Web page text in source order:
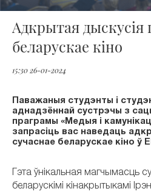
Адкрытая дыскусія
беларускае кіно
15:30 26-01-2024
Паважаныя студэнты і
аднадзённай сустрэчы з
праграмы «Медыя і
запрасіць вас наведаць
сучаснае беларускае кіно ў
Гэта ўнікальная магчымасць
беларускімі кінакрытыкамі